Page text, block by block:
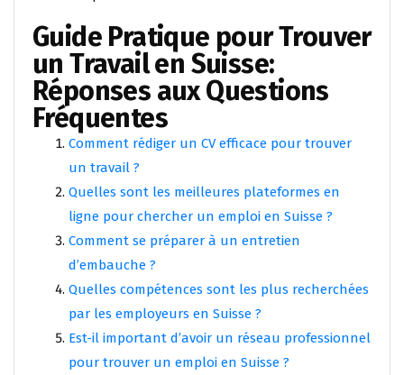
Guide Pratique pour Trouver
un Travail en Suisse:
Réponses aux Questions
Fréquentes
Comment rédiger un CV efficace pour trouver
un travail ?
Quelles sont les meilleures plateformes en
ligne pour chercher un emploi en Suisse ?
Comment se préparer à un entretien
d’embauche ?
Quelles compétences sont les plus recherchées
par les employeurs en Suisse ?
Est-il important d’avoir un réseau professionnel
pour trouver un emploi en Suisse ?